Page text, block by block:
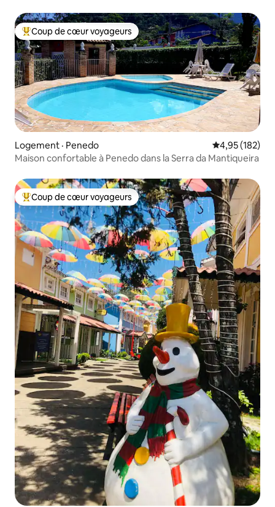
Coup de cœur voyageurs parmi les plus aimés
Coup de cœur voyageurs
Logement · Penedo Note
4,95 (182)
Maison confortable à Penedo dans la Serra da Mantiqueira
Coup de cœur voyageurs parmi les plus aimés
Coup de cœur voyageurs